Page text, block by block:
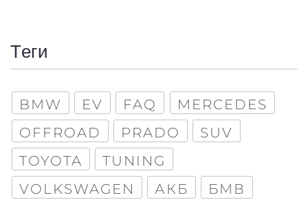
Теги
BMW EV FAQ
MERCEDES
OFFROAD
PRADO
SUV
TOYOTA
TUNING
VOLKSWAGEN
АКБ
БМВ